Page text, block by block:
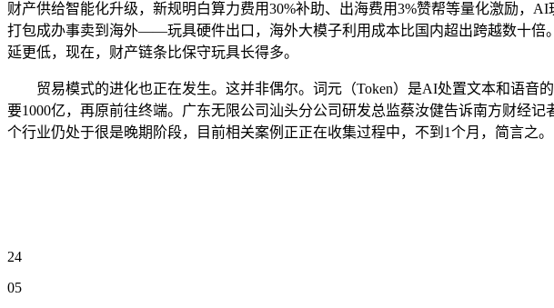
财产供给智能化升级，新规明白算力费用30%补助、出海费用3%赞帮等量化激励，
打包成办事卖到海外——玩具硬件出口，海外大模子利用成本比国内超出跨越数十倍
延更低，现在，财产链条比保守玩具长得多。
贸易模式的进化也正在发生。这并非偶尔。词元（Token）是AI处置文本和语音
要1000亿，再原前往终端。广东无限公司汕头分公司研发总监蔡汝健告诉南方财经
个行业仍处于很是晚期阶段，目前相关案例正正在收集过程中，不到1个月，简言之。
24
05